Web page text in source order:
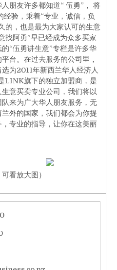
朋友许多都知道“ 伍勇”， 将
验，秉着“专业，诚信，负
的，也是最为大家认可的生意
找阿勇”早已经成为众多买家
“伍勇讲生意”专栏是许多华
台。在过去服务的公司里，
为2011年新西兰华人经济人
旗下的独立加盟商，是
意买卖专业公司，我们将以
来为广大华人朋友服务，无
外的国家，我们都会为你提
专业的指导，让你在这美丽
看放大图）